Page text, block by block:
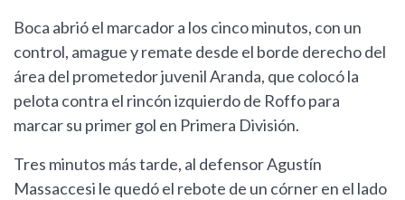
Boca abrió el marcador a los cinco minutos, con un
control, amague y remate desde el borde derecho del
área del prometedor juvenil Aranda, que colocó la
pelota contra el rincón izquierdo de Roffo para
marcar su primer gol en Primera División.
Tres minutos más tarde, al defensor Agustín
Massaccesi le quedó el rebote de un córner en el lado